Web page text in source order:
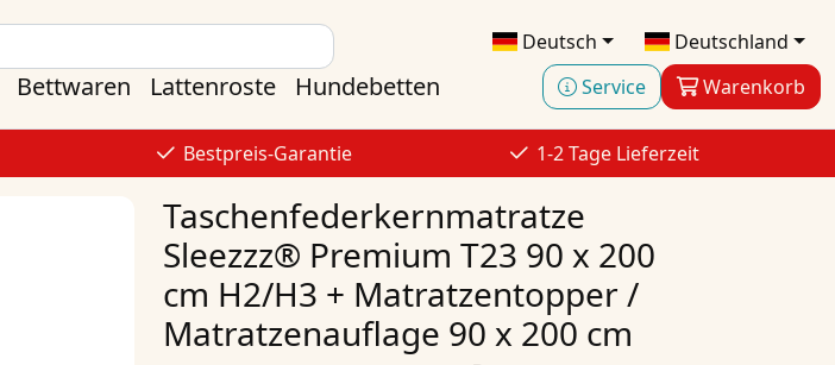
Deutsch
Deutschland
Service
Warenkorb
Bettwaren Lattenroste Hundebetten
Bestpreis-Garantie 1-2 Tage Lieferzeit
Taschenfederkernmatratze
Sleezzz® Premium T23 90 x 200
cm H2/H3 + Matratzentopper /
Matratzenauflage 90 x 200 cm